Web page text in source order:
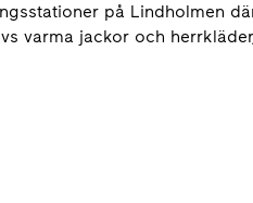
på Lindholmen
varma jackor och